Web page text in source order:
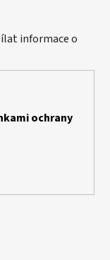
informace o
ochrany